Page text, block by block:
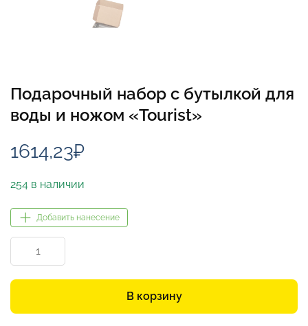
Подарочный набор с бутылкой для
воды и ножом «Tourist»
1614,23₽
254 в наличии
Добавить нанесение
Количество
товара
Подарочный
набор
бутылкой
В корзину